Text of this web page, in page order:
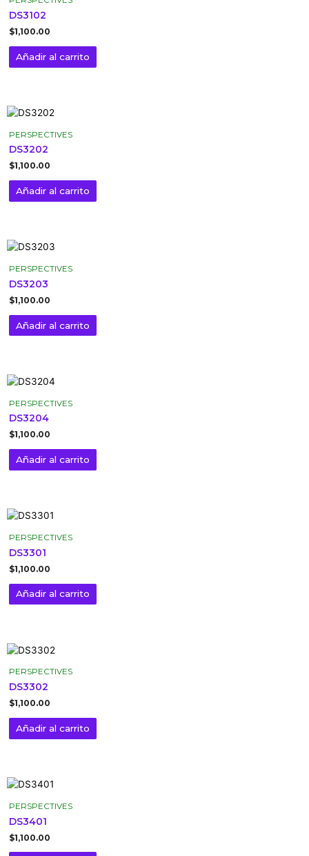
DS3102
$1,100.00
Añadir al carrito
PERSPECTIVES
DS3202
$1,100.00
Añadir al carrito
PERSPECTIVES
DS3203
$1,100.00
Añadir al carrito
PERSPECTIVES
DS3204
$1,100.00
Añadir al carrito
PERSPECTIVES
DS3301
$1,100.00
Añadir al carrito
PERSPECTIVES
DS3302
$1,100.00
Añadir al carrito
PERSPECTIVES
DS3401
$1,100.00